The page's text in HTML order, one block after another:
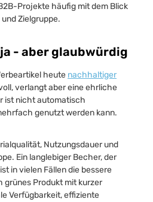
Projekte häufig mit dem Blick
Zielgruppe.
- aber glaubwürdig
heute nachhaltiger
verlangt aber eine ehrliche
ist nicht automatisch
genutzt werden kann.
Nutzungsdauer und
Ein langlebiger Becher, der
in vielen Fällen die bessere
grünes Produkt mit kurzer
Verfügbarkeit, effiziente